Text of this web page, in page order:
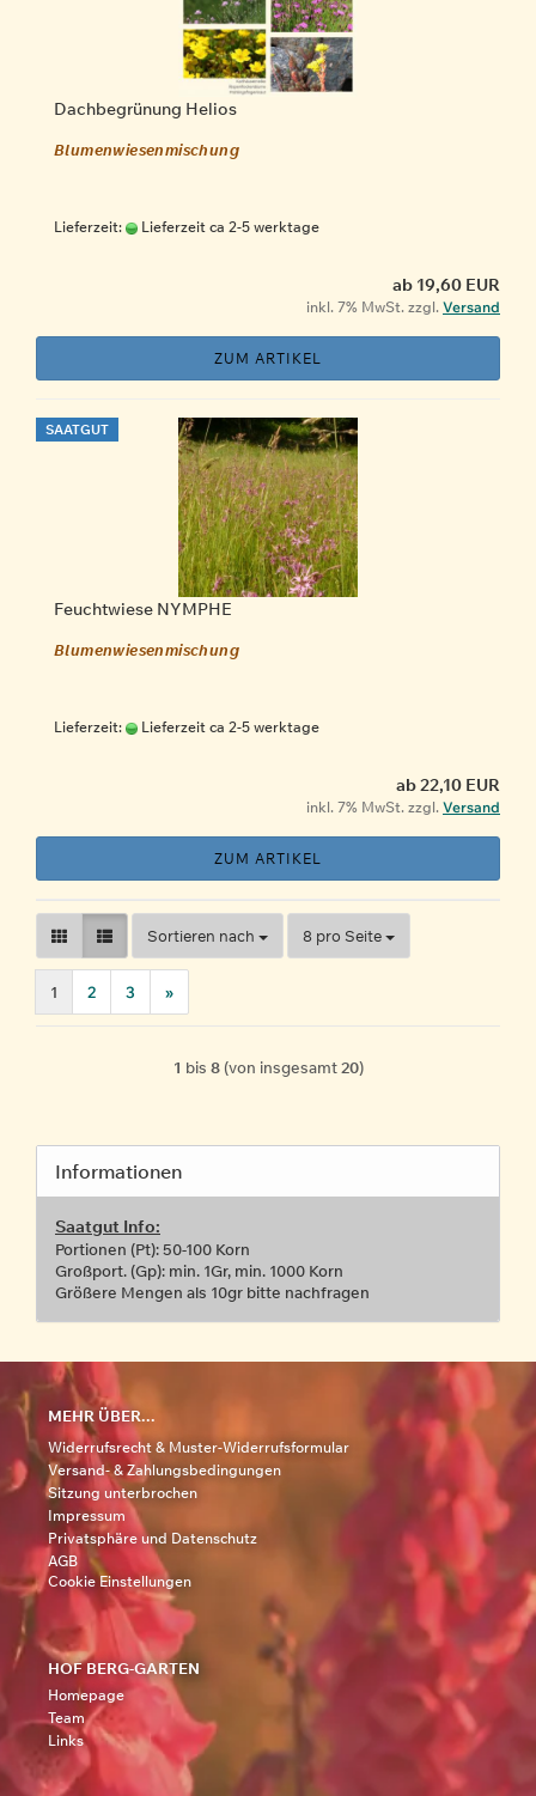
Dachbegrünung Helios
Blumenwiesenmischung
Lieferzeit: Lieferzeit ca 2-5 werktage
ab 19,60 EUR
inkl. 7% MwSt. zzgl. Versand
ZUM ARTIKEL
SAATGUT
Feuchtwiese NYMPHE
Blumenwiesenmischung
Lieferzeit: Lieferzeit ca 2-5 werktage
ab 22,10 EUR
inkl. 7% MwSt. zzgl. Versand
ZUM ARTIKEL
Sortieren nach
Sortieren nach 8 pro Seite
pro Seite
1 2 3 »
1 bis 8(von insgesamt20)
Informationen
Saatgut Info:
Portionen (Pt): 50-100 Korn
Großport. (Gp): min. 1Gr, min. 1000 Korn
Größere Mengen als 10gr bitte nachfragen
MEHR ÜBER...
Widerrufsrecht & Muster-Widerrufsformular
Versand- & Zahlungsbedingungen
Sitzung unterbrochen
Impressum
Privatsphäre und Datenschutz
AGB
Cookie Einstellungen
HOF BERG-GARTEN
Homepage
Team
Links